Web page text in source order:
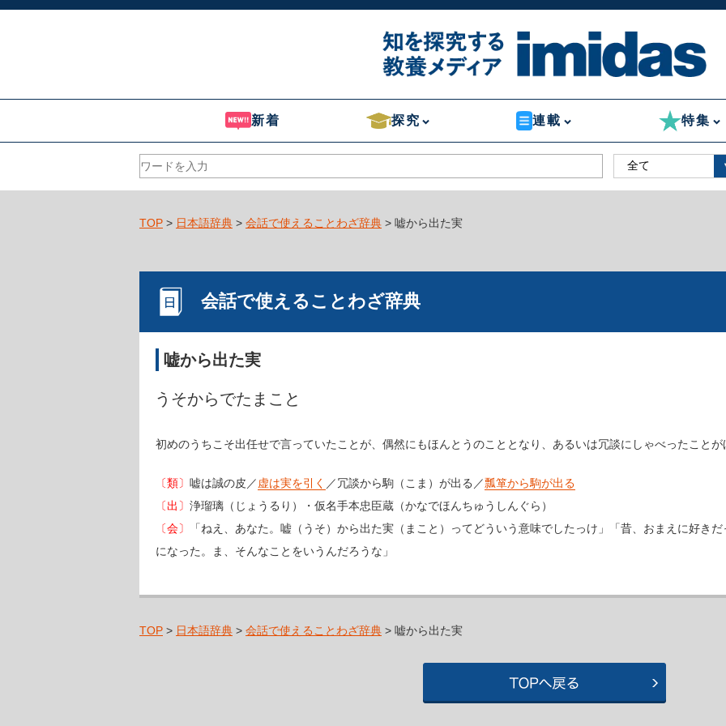
新着 探究 連載 特集
TOP > 日本語辞典 > 会話で使えることわざ辞典 > 嘘から出た実
会話で使えることわざ辞典
嘘から出た実
うそからでたまこと
初めのうちこそ出任せで言っていたことが、偶然にもほんとうのこととなり、あるいは冗談にしゃべったこと
〔類〕 嘘は誠の皮／ 虚は実を引く ／冗談から駒（こま）が出る／瓢箪から駒が出る
〔出〕 浄瑠璃（じょうるり）・仮名手本忠臣蔵（かなでほんちゅうしんぐら）
〔会〕
「ねえ、あなた。嘘（うそ）から出た実（まこと）ってどういう意味でしたっけ」「昔、おまえに好き
になった。ま、そんなことをいうんだろうな」
TOP > 日本語辞典 > 会話で使えることわざ辞典 > 嘘から出た実